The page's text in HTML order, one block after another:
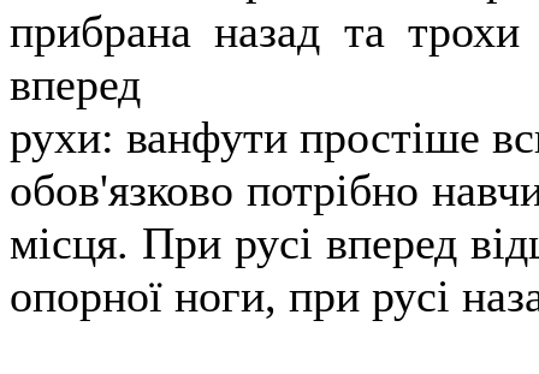
прибрана назад та
вперед
рухи: ванфути простіше
обов'язково потрібно
місця. При русі вперед
опорної ноги, при русі